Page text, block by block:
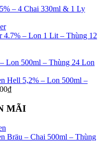
– 4 Chai 330ml & 1 Ly
4.7% – Lon 1 Lit – Thùng 12
Lon 500ml – Thùng 24 Lon
Hell 5,2% – Lon 500ml –
₫
MÃI
Bräu – Chai 500ml – Thùng